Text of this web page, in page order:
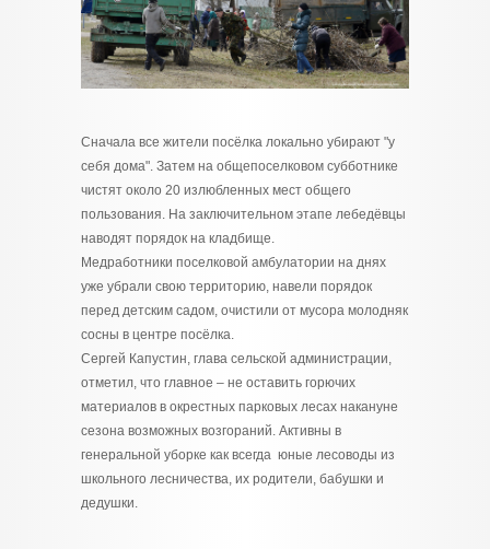
Сначала все жители посёлка локально убирают "у
себя дома". Затем на общепоселковом субботнике
чистят около 20 излюбленных мест общего
пользования. На заключительном этапе лебедёвцы
наводят порядок на кладбище.
Медработники поселковой амбулатории на днях
уже убрали свою территорию, навели порядок
перед детским садом, очистили от мусора молодняк
сосны в центре посёлка.
Сергей Капустин, глава сельской администрации,
отметил, что главное – не оставить горючих
материалов в окрестных парковых лесах накануне
сезона возможных возгораний. Активны в
генеральной уборке как всегда юные лесоводы из
школьного лесничества, их родители, бабушки и
дедушки.